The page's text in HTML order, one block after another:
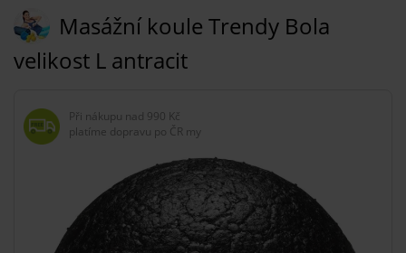
Masážní koule Trendy Bola
velikost L antracit
Při nákupu nad 990 Kč
platíme dopravu po ČR my